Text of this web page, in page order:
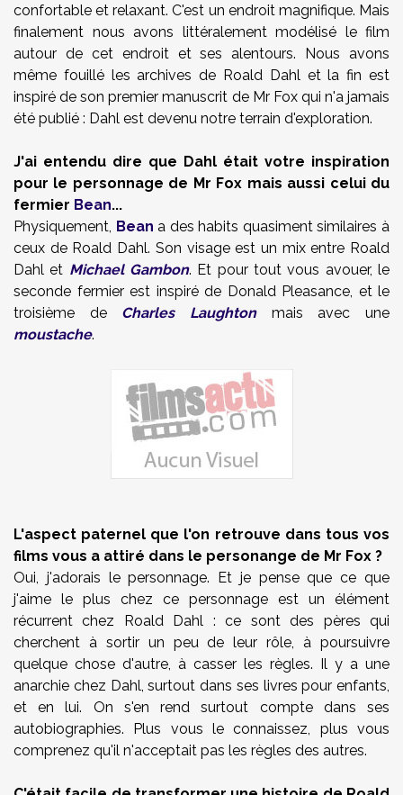
confortable et relaxant. C'est un endroit magnifique. Mais
finalement nous avons littéralement modélisé le film
autour de cet endroit et ses alentours. Nous avons
même fouillé les archives de Roald Dahl et la fin est
inspiré de son premier manuscrit de Mr Fox qui n'a jamais
été publié : Dahl est devenu notre terrain d'exploration.
J'ai entendu dire que Dahl était votre inspiration
pour le personnage de Mr Fox mais aussi celui du
fermier Bean...
Physiquement, Bean a des habits quasiment similaires à
ceux de Roald Dahl. Son visage est un mix entre Roald
Dahl et Michael Gambon. Et pour tout vous avouer, le
seconde fermier est inspiré de Donald Pleasance, et le
troisième de Charles Laughtonmais avec une
moustache.
L'aspect paternel que l'on retrouve dans tous vos
films vous a attiré dans le personange de Mr Fox ?
Oui, j'adorais le personnage. Et je pense que ce que
j'aime le plus chez ce personnage est un élément
récurrent chez Roald Dahl : ce sont des pères qui
cherchent à sortir un peu de leur rôle, à poursuivre
quelque chose d'autre, à casser les règles. Il y a une
anarchie chez Dahl, surtout dans ses livres pour enfants,
et en lui. On s'en rend surtout compte dans ses
autobiographies. Plus vous le connaissez, plus vous
comprenez qu'il n'acceptait pas les règles des autres.